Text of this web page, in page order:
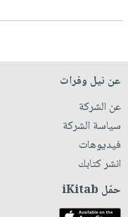
عن نيل وفرات
عن الشركة
سياسة الشركة
فيديوهات
انشر كتابك
حمّل iKitab